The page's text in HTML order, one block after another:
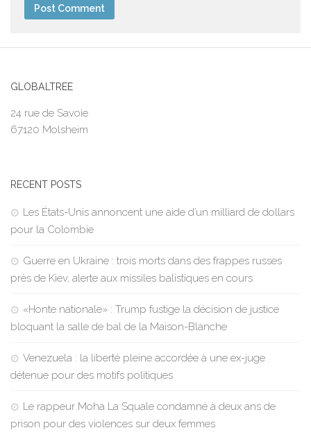
GLOBALTREE
24 rue de Savoie
67120 Molsheim
RECENT POSTS
Les États-Unis annoncent une aide d’un milliard de dollars
pour la Colombie
Guerre en Ukraine : trois morts dans des frappes russes
près de Kiev, alerte aux missiles balistiques en cours
«Honte nationale» : Trump fustige la décision de justice
bloquant la salle de bal de la Maison-Blanche
Venezuela : la liberté pleine accordée à une ex-juge
détenue pour des motifs politiques
Le rappeur Moha La Squale condamné à deux ans de
prison pour des violences sur deux femmes